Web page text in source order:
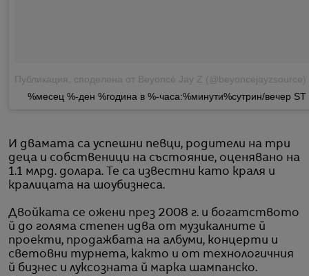
Публикация, споделена от Beyoncé Jay Z (@beyoncejayzsource)
%месец %-ден %година в %-часа:%минути%сутрин/вечер ST
И двамата са успешни певци, родители на три
деца и собственици на състояние, оценявано на
1.1 млрд. долара. Те са известни като краля и
кралицата на шоубизнеса.
Двойката се ожени през 2008 г. и богатството
й до голяма степен идва от музикалните й
проекти, продажбата на албуми, концерти и
световни турнета, както и от технологичния
й бизнес и луксозната й марка шампанско.